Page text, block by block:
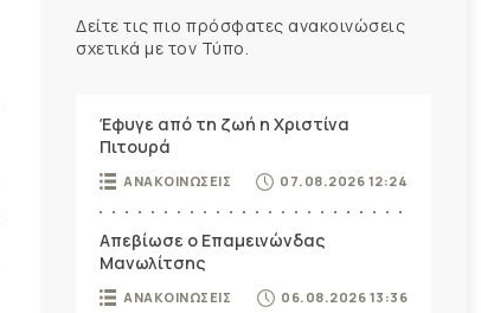
Δείτε τις πιο πρόσφατες ανακοινώσεις
σχετικά με τον Τύπο.
Έφυγε από τη ζωή η Χριστίνα
Πιτουρά
ΑΝΑΚΟΙΝΩΣΕΙΣ 07.08.2026 12:24
Απεβίωσε ο Επαμεινώνδας
Μανωλίτσης
ΑΝΑΚΟΙΝΩΣΕΙΣ 06.08.2026 13:36